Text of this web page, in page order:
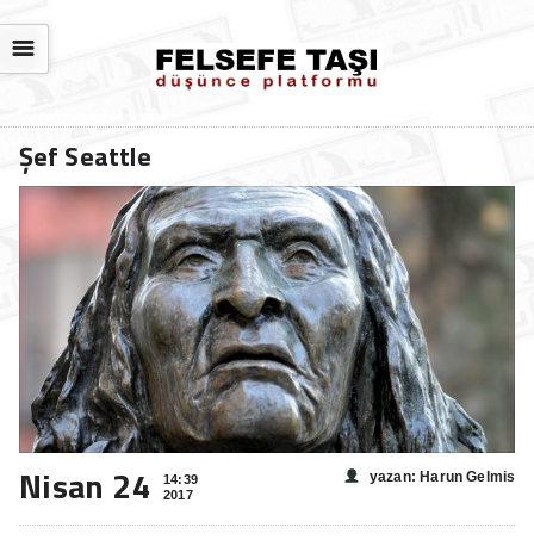
☰
Şef Seattle
Nisan 24
14:39
2017
yazan: Harun Gelmis